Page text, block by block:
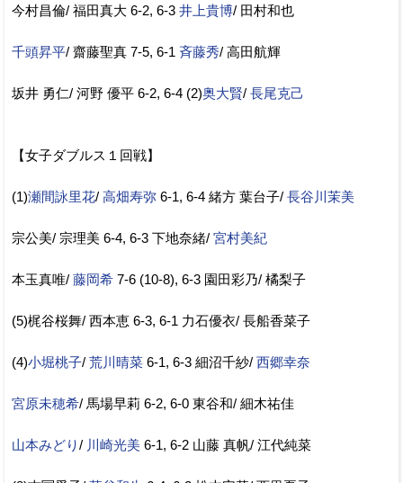
今村昌倫/ 福田真大 6-2, 6-3 井上貴博/ 田村和也
千頭昇平/ 齋藤聖真 7-5, 6-1 斉藤秀/ 高田航輝
坂井 勇仁/ 河野 優平 6-2, 6-4 (2)奥大賢/ 長尾克己
【女子ダブルス１回戦】
(1)瀬間詠里花/ 高畑寿弥 6-1, 6-4 緒方 葉台子/ 長谷川茉美
宗公美/ 宗理美 6-4, 6-3 下地奈緒/ 宮村美紀
本玉真唯/ 藤岡希 7-6 (10-8), 6-3 園田彩乃/ 橘梨子
(5)梶谷桜舞/ 西本恵 6-3, 6-1 力石優衣/ 長船香菜子
(4)小堀桃子/ 荒川晴菜 6-1, 6-3 細沼千紗/ 西郷幸奈
宮原未穂希/ 馬場早莉 6-2, 6-0 東谷和/ 細木祐佳
山本みどり/ 川崎光美 6-1, 6-2 山藤 真帆/ 江代純菜